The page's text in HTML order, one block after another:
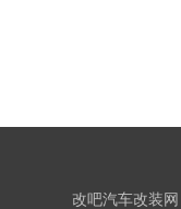
改吧汽车改装网